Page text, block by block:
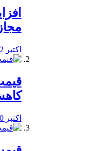
اکتبر 12, 2019
اکتبر 10, 2019